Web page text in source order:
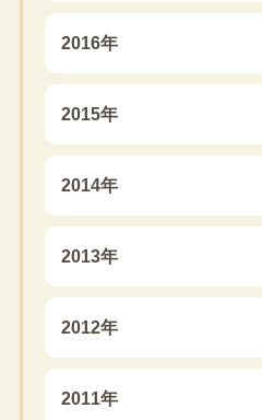
2016年
2015年
2014年
2013年
2012年
2011年